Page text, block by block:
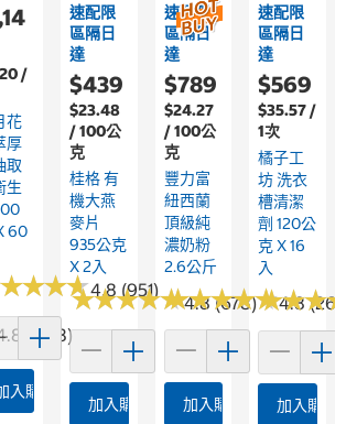
(1273)
/
花
厚
取
生
60
★★★
★★★4.8 (951)
入購物車
速配限
區隔日
達
$439
$23.48
/ 100公
克
桂格 有
機大燕
麥片
935公克
X 2入
★★★★★
★★★★★4.8 (678)
加入購物車
速配限
區隔日
達
$789
$24.27
/ 100公
克
豐力富
紐西蘭
頂級純
濃奶粉
2.6公斤
★★★★★
★★★★★4.8
加入購物車
速配限
區隔日
達
$569
$35.57 /
1次
橘子工
坊 洗衣
槽清潔
劑 120公
克 X 16
入
★★★
★★★
加入購物